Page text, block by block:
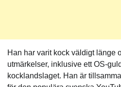
Han har varit kock väldigt länge
utmärkelser, inklusive ett OS-
kocklandslaget. Han är